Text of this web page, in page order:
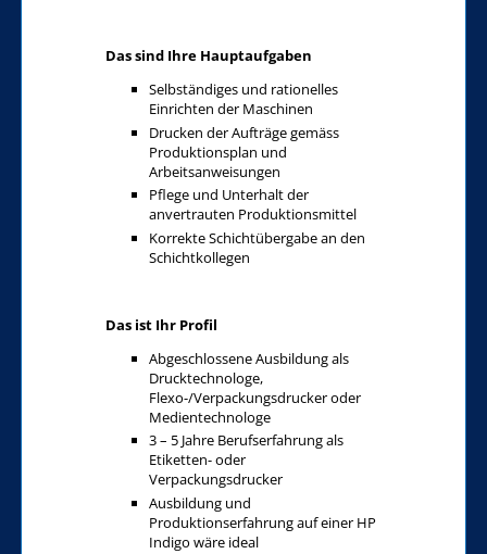
Das sind Ihre Hauptaufgaben
Selbständiges und rationelles
Einrichten der Maschinen
Drucken der Aufträge gemäss
Produktionsplan und
Arbeitsanweisungen
Pflege und Unterhalt der
anvertrauten Produktionsmittel
Korrekte Schichtübergabe an den
Schichtkollegen
Das ist Ihr Profil
Abgeschlossene Ausbildung als
Drucktechnologe,
Flexo-/Verpackungsdrucker oder
Medientechnologe
3 – 5 Jahre Berufserfahrung als
Etiketten- oder
Verpackungsdrucker
Ausbildung und
Produktionserfahrung auf einer HP
Indigo wäre ideal